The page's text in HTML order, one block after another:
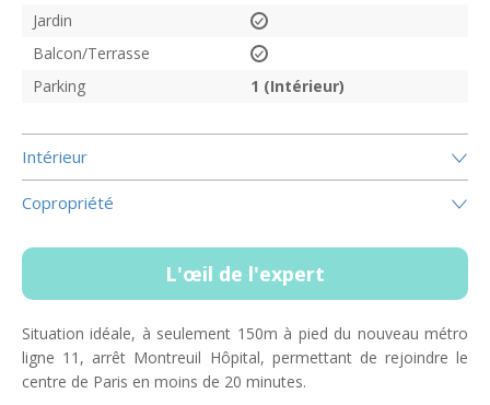
Jardin
Balcon/Terrasse
Parking
1 (Intérieur)
Intérieur
Copropriété
L'œil de l'expert
Situation idéale, à seulement 150m à pied du nouveau métro
ligne 11, arrêt Montreuil Hôpital, permettant de rejoindre le
centre de Paris en moins de 20 minutes.